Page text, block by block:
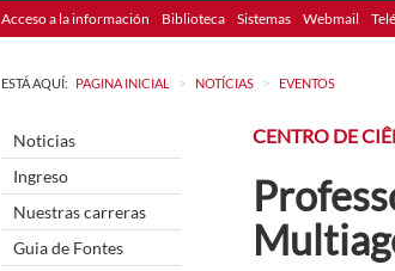
Acceso a la información Biblioteca Sistemas Webmail
ESTÁ AQUÍ: PAGINA INICIAL > NOTÍCIAS > EVENTOS
Noticias
Ingreso
Nuestras carreras
Guia de Fontes
CENTRO DE